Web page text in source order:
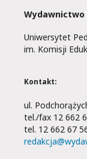
Wydawnictwo
Uniwersytet
im. Komisji
Kontakt:
ul.
tel./fax 12 662
tel. 12 662 67